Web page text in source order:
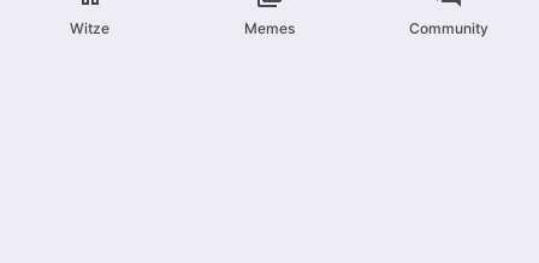
Witze Memes Community